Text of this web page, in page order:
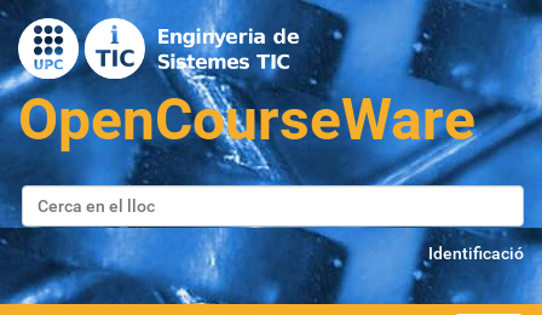
Cerca
Cerca avançada…
Identificació